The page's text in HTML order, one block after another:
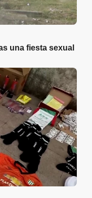
una fiesta sexual